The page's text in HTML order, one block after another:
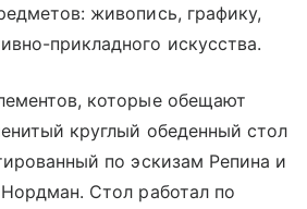
живопись, графику,
прикладного искусства.
которые обещают
круглый обеденный стол
по эскизам Репина и
Стол работал по